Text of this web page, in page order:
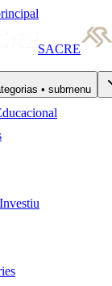
SACRE
• submenu